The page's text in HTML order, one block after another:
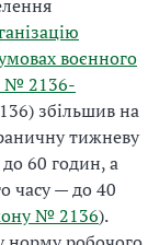
воєнного
№ 2136-
збільшив на
тижневу
60 годин, а
часу — до 40
№ 2136).